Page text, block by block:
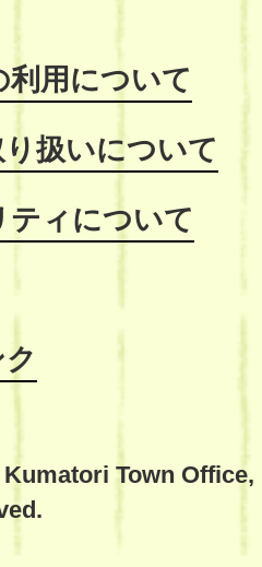
用について
扱いについて
ティについて
Town Office,